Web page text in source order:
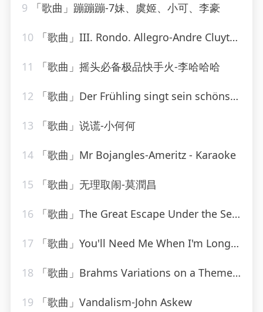
9 「歌曲」蹦蹦蹦-7妹、虞姬、小可、李豪
10 「歌曲」III. Rondo. Allegro-Andre Cluytens、gabriel tacchino、Berliner Philharmoniker
11 「歌曲」摇头必备极品快手火-李哈哈哈
12 「歌曲」Der Frühling singt sein schönstes Lied-Lydia Huber
13 「歌曲」说谎-小何何
14 「歌曲」Mr Bojangles-Ameritz - Karaoke
15 「歌曲」无理取闹-莫潤昌
16 「歌曲」The Great Escape Under the Sea-We Are Scientists
17 「歌曲」You'll Need Me When I'm Long Gone-ethel waters
18 「歌曲」Brahms Variations on a Theme by Haydn, Op. 56a Variation VIII Presto non troppo
19 「歌曲」Vandalism-John Askew